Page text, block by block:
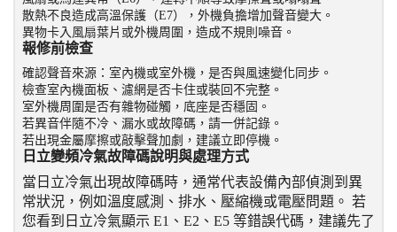
散熱不良造成高溫保護（E7），外機負擔增加聲音變大。
異物卡入風扇葉片或外機周圍，造成不規則噪音。
報修前檢查
確認聲音來源：室內機或室外機，是否與風速變化同步。
檢查室內機面板、濾網是否卡住或裝回不完整。
室外機周圍是否有雜物碰觸，底座是否穩固。
若異音伴隨不冷、漏水或故障碼，請一併記錄。
若出現金屬摩擦或敲擊聲加劇，建議立即停機。
日立變頻冷氣故障碼說明與處理方式
當日立冷氣出現故障碼時，通常代表設備內部偵測到異
常狀況，例如溫度感測、排水、壓縮機或電壓問題。 若
您看到日立冷氣顯示 E1、E2、E5 等錯誤代碼，建議先了